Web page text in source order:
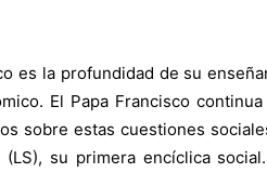
es la profundidad de su
El Papa Francisco
sobre estas cuestiones
su primera encíclica